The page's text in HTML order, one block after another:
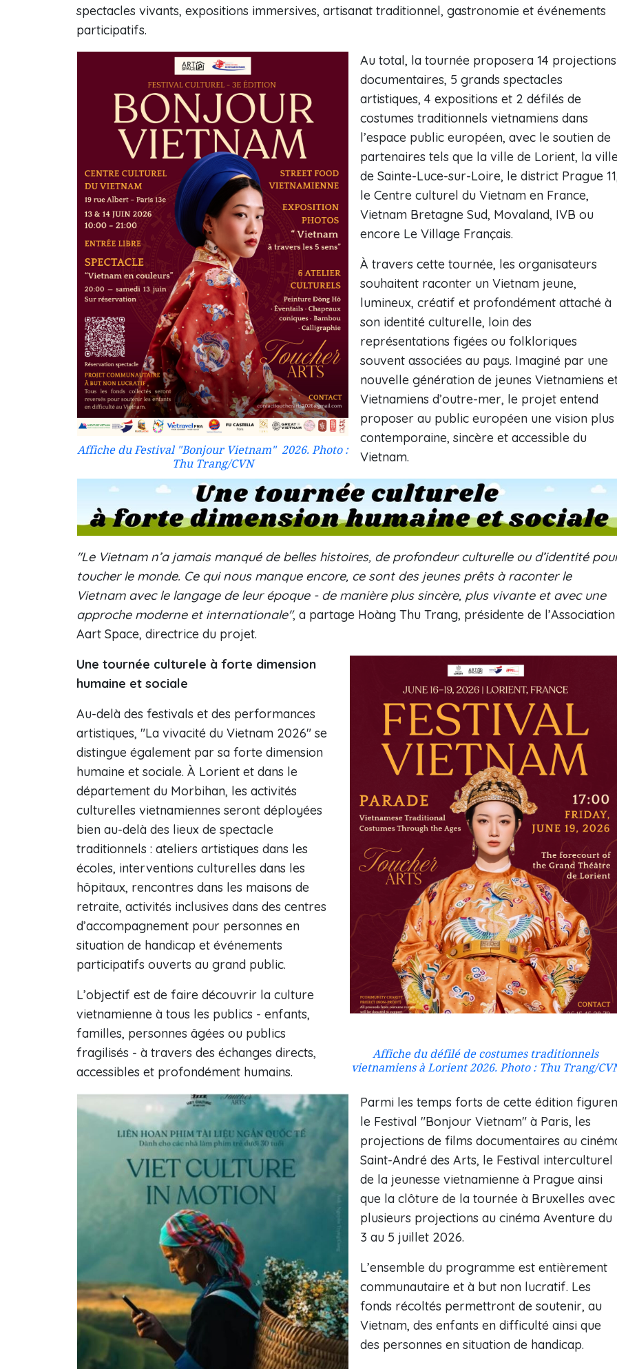
spectacles vivants, expositions immersives, artisanat traditionnel, gastronomie et événements
participatifs.
Affiche du Festival "Bonjour Vietnam" 2026. Photo :
Thu Trang/CVN
Au total, la tournée proposera 14 projections
documentaires, 5 grands spectacles
artistiques, 4 expositions et 2 défilés de
costumes traditionnels vietnamiens dans
l’espace public européen, avec le soutien de
partenaires tels que la ville de Lorient, la
de Sainte-Luce-sur-Loire, le district Prague
le Centre culturel du Vietnam en France,
Vietnam Bretagne Sud, Movaland, IVB ou
encore Le Village Français.
À travers cette tournée, les organisateurs
souhaitent raconter un Vietnam jeune,
lumineux, créatif et profondément attaché à
son identité culturelle, loin des
représentations figées ou folkloriques
souvent associées au pays. Imaginé par une
nouvelle génération de jeunes Vietnamiens
Vietnamiens d’outre-mer, le projet entend
proposer au public européen une vision plus
contemporaine, sincère et accessible du
Vietnam.
"Le Vietnam n’a jamais manqué de belles histoires, de profondeur culturelle ou d’identité
toucher le monde. Ce qui nous manque encore, ce sont des jeunes prêts à raconter le
Vietnam avec le langage de leur époque - de manière plus sincère, plus vivante et avec une
approche moderne et internationale", a partage Hoàng Thu Trang, présidente de l’Association
Aart Space, directrice du projet.
Affiche du défilé de costumes traditionnels
vietnamiens à Lorient 2026. Photo : Thu Trang/
Une tournée culturele à forte dimension
humaine et sociale
Au-delà des festivals et des performances
artistiques, "La vivacité du Vietnam 2026" se
distingue également par sa forte dimension
humaine et sociale. À Lorient et dans le
département du Morbihan, les activités
culturelles vietnamiennes seront déployées
bien au-delà des lieux de spectacle
traditionnels : ateliers artistiques dans les
écoles, interventions culturelles dans les
hôpitaux, rencontres dans les maisons de
retraite, activités inclusives dans des centres
d’accompagnement pour personnes en
situation de handicap et événements
participatifs ouverts au grand public.
L’objectif est de faire découvrir la culture
vietnamienne à tous les publics - enfants,
familles, personnes âgées ou publics
fragilisés - à travers des échanges directs,
accessibles et profondément humains.
Parmi les temps forts de cette édition
le Festival "Bonjour Vietnam" à Paris, les
projections de films documentaires au
Saint-André des Arts, le Festival interculturel
de la jeunesse vietnamienne à Prague ainsi
que la clôture de la tournée à Bruxelles avec
plusieurs projections au cinéma Aventure du
3 au 5 juillet 2026.
L’ensemble du programme est entièrement
communautaire et à but non lucratif. Les
fonds récoltés permettront de soutenir, au
Vietnam, des enfants en difficulté ainsi que
des personnes en situation de handicap.